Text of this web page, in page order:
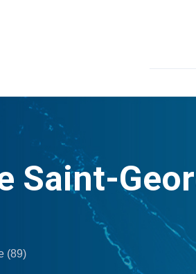
Saint-
(89)